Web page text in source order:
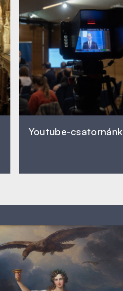
Youtube-csatornánk